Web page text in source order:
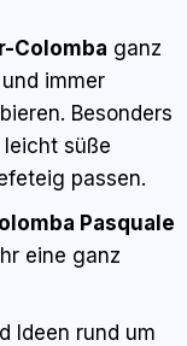
Colomba ganz
immer
Besonders
süße
passen.
Pasquale
eine ganz
Ideen rund um